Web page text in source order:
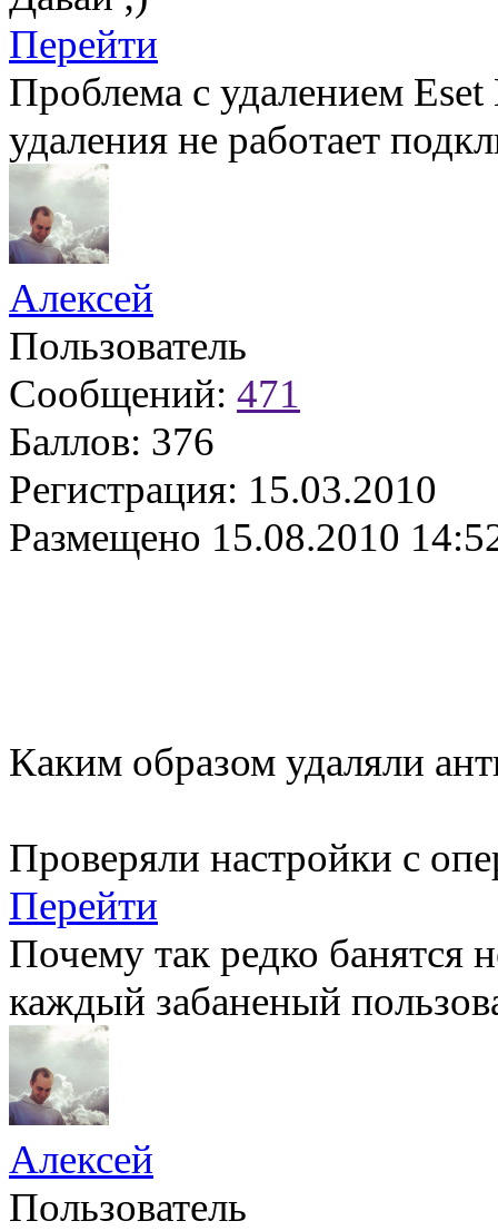
Перейти
Проблема с удалением
удаления не работает
Алексей
Пользователь
Сообщений: 471
Баллов: 376
Регистрация: 15.03.2010
Размещено 15.08.2010
Каким образом удаляли
Проверяли настройки с
Перейти
Почему так редко банятся
каждый забаненый
Алексей
Пользователь